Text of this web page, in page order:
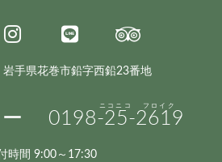
手県花巻市鉛字西鉛23番地
ー 0198-25-2619
時間 9:00～17:30